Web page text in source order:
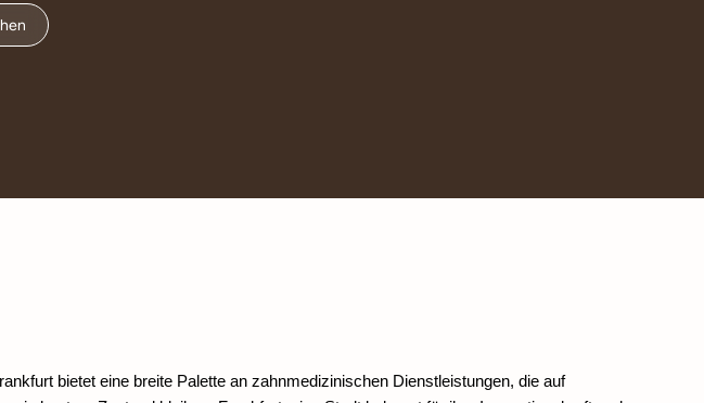
bietet eine breite Palette an zahnmedizinischen Dienstleistungen, die auf